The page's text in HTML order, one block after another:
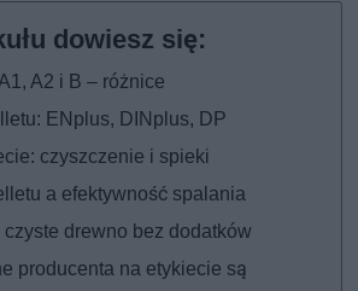
A2 i B – różnice
ENplus, DINplus, DP
czyszczenie i spieki
a efektywność spalania
czyste drewno bez dodatków
producenta na etykiecie są